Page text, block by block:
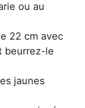
ou au
22 cm avec
beurrez-le
jaunes